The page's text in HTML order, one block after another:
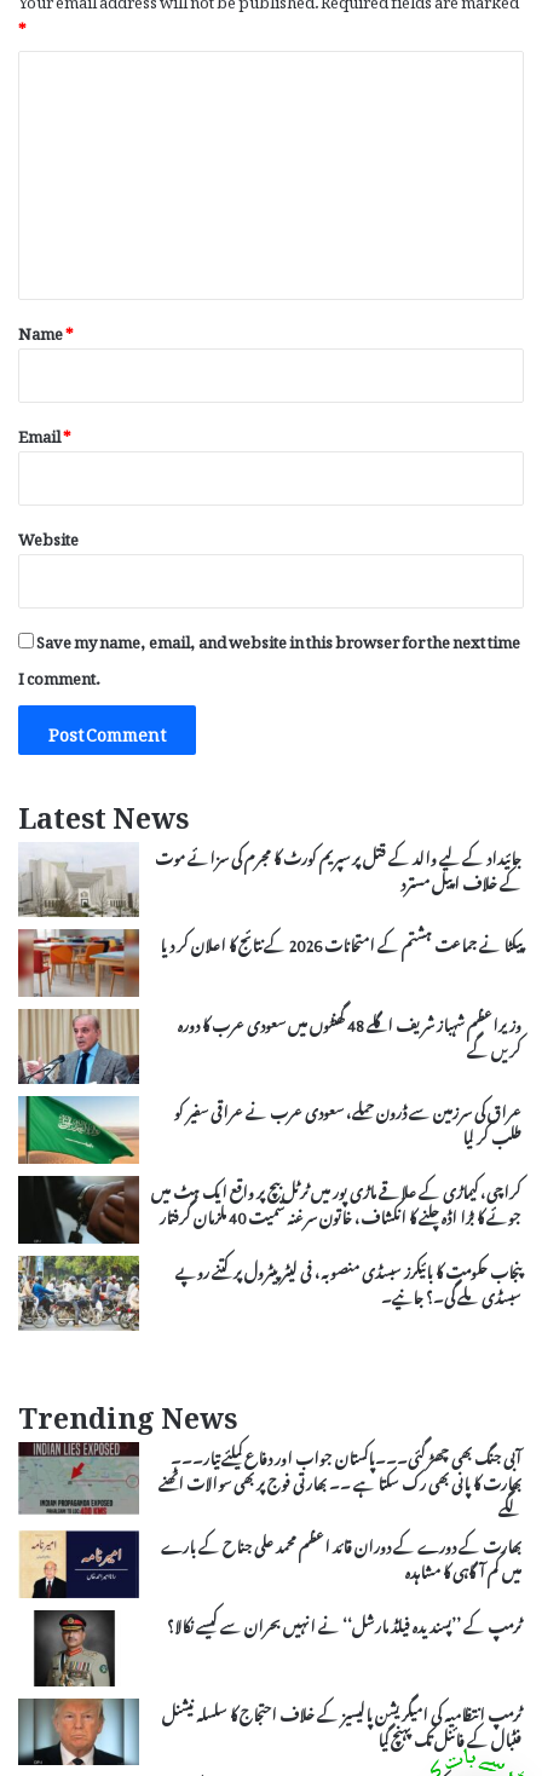
*
*
Name*
Email*
Website
Save my name, email, and website in this browser for the next time
I comment.
Latest News
جائیداد کے لیے والد کے قتل پر سپریم کورٹ کا مجرم کی سزائے موت
کے خلاف اپیل مسترد
پیکٹا نے جماعت ہشتم کے امتحانات 2026 کے نتائج کا اعلان کر دیا
وزیراعظم شہباز شریف اگلے 48 گھنٹوں میں سعودی عرب کا دورہ
کریں گے
عراق کی سرزمین سے ڈرون حملے، سعودی عرب نے عراقی سفیر کو
طلب کر لیا
کراچی، کیماڑی کے علاقے ماڑی پور میں ٹرٹل بیچ پر واقع ایک ہٹ میں
جوئے کا بڑا اڈہ چلنے کا انکشاف، خاتون سرغنہ سمیت 40 ملزمان گرفتار
پنجاب حکومت کا بائیکرز سبسڈی منصوبہ، فی لیٹر پیٹرول پر کتنے روپے
سبسڈی ملے گی۔؟ جانیے۔
Trending News
آبی جنگ بھی چھڑ گئی۔۔۔پاکستان جواب اور دفاع کیلئے تیار۔۔۔
بھارت کا پانی بھی رک سکتا ہے ۔۔ بھارتی فوج پر بھی سوالات اٹھنے
لگے
بھارت کے دورے کے دوران قائد اعظم محمد علی جناح کے بارے
میں کم آگاہی کا مشاہدہ
ٹرمپ کے ’’پسندیدہ فیلڈ مارشل‘‘ نے انہیں بحران سے کیسے نکالا؟
ٹرمپ انتظامیہ کی امیگریشن پالیسیز کے خلاف احتجاج کا سلسلہ نیشنل
فٹبال کے فائنل تک پہنچ گیا